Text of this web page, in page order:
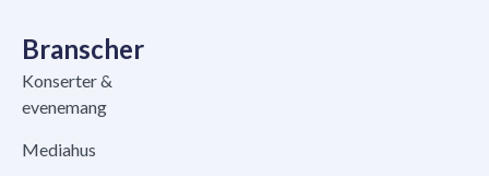
Branscher
Konserter &
evenemang
Mediahus